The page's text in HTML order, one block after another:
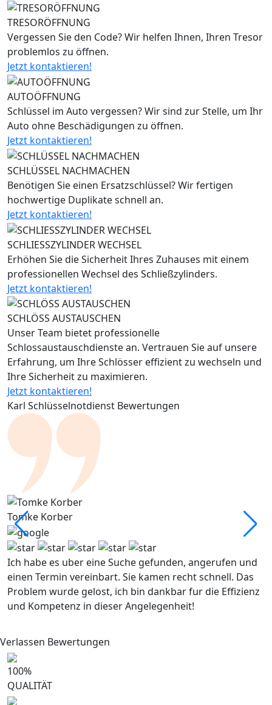
TRESORÖFFNUNG
Vergessen Sie den Code? Wir helfen Ihnen, Ihren Tresor
problemlos zu öffnen.
Jetzt kontaktieren!
AUTOÖFFNUNG
Schlüssel im Auto vergessen? Wir sind zur Stelle, um Ihr
Auto ohne Beschädigungen zu öffnen.
Jetzt kontaktieren!
SCHLÜSSEL NACHMACHEN
Benötigen Sie einen Ersatzschlüssel? Wir fertigen
hochwertige Duplikate schnell an.
Jetzt kontaktieren!
SCHLIESSZYLINDER WECHSEL
Erhöhen Sie die Sicherheit Ihres Zuhauses mit einem
professionellen Wechsel des Schließzylinders.
Jetzt kontaktieren!
SCHLÖSS AUSTAUSCHEN
Unser Team bietet professionelle
Schlossaustauschdienste an. Vertrauen Sie auf unsere
Erfahrung, um Ihre Schlösser effizient zu wechseln und
Ihre Sicherheit zu maximieren.
Jetzt kontaktieren!
Karl Schlüsselnotdienst Bewertungen
Tomke Korber
Ich habe es uber eine Suche gefunden, angerufen und
einen Termin vereinbart. Sie kamen recht schnell. Das
Problem wurde gelost, ich bin dankbar fur die Effizienz
und Kompetenz in dieser Angelegenheit!
Verlassen Bewertungen
100%
QUALITÄT